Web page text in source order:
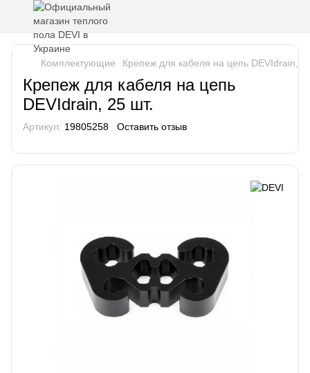
Комплектующие Крепеж для кабеля на цепь DEVIdrain,
Крепеж для кабеля на цепь
DEVIdrain, 25 шт.
Артикул: 19805258 Оставить отзыв